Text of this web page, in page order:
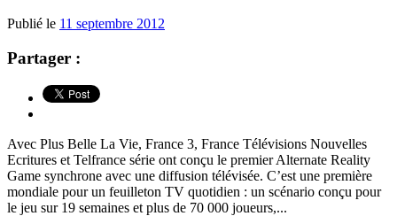
Publié le 11 septembre 2012
Partager :
Avec Plus Belle La Vie, France 3, France Télévisions Nouvelles
Ecritures et Telfrance série ont conçu le premier Alternate Reality
Game synchrone avec une diffusion télévisée. C’est une première
mondiale pour un feuilleton TV quotidien : un scénario conçu pour
le jeu sur 19 semaines et plus de 70 000 joueurs,...